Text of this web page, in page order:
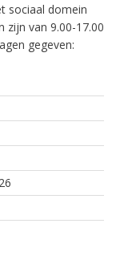
sociaal domein
zijn van 9.00-17.00
gegeven: